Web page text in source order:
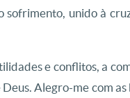
sofrimento, unido à
e conflitos, a
Deus. Alegro-me com